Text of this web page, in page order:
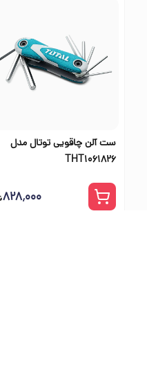
ست آلن چاقویی توتال مدل
THT1061826
۸۲۸٬۰۰۰